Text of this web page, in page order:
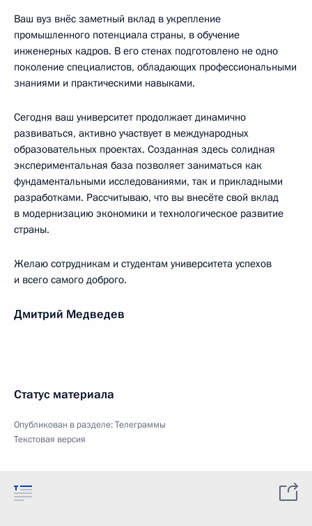
Ваш вуз внёс заметный вклад в укрепление
промышленного потенциала страны, в обучение
инженерных кадров. В его стенах подготовлено не одно
поколение специалистов, обладающих профессиональными
знаниями и практическими навыками.
Сегодня ваш университет продолжает динамично
развиваться, активно участвует в международных
образовательных проектах. Созданная здесь солидная
экспериментальная база позволяет заниматься как
фундаментальными исследованиями, так и прикладными
разработками. Рассчитываю, что вы внесёте свой вклад
в модернизацию экономики и технологическое развитие
страны.
Желаю сотрудникам и студентам университета успехов
и всего самого доброго.
Дмитрий Медведев
Статус материала
Опубликован в разделе:Телеграммы
Текстовая версия